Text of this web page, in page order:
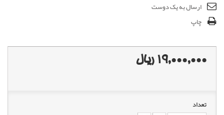
ارسال به یک دوست
چاپ
19,000,000 ریال
تعداد